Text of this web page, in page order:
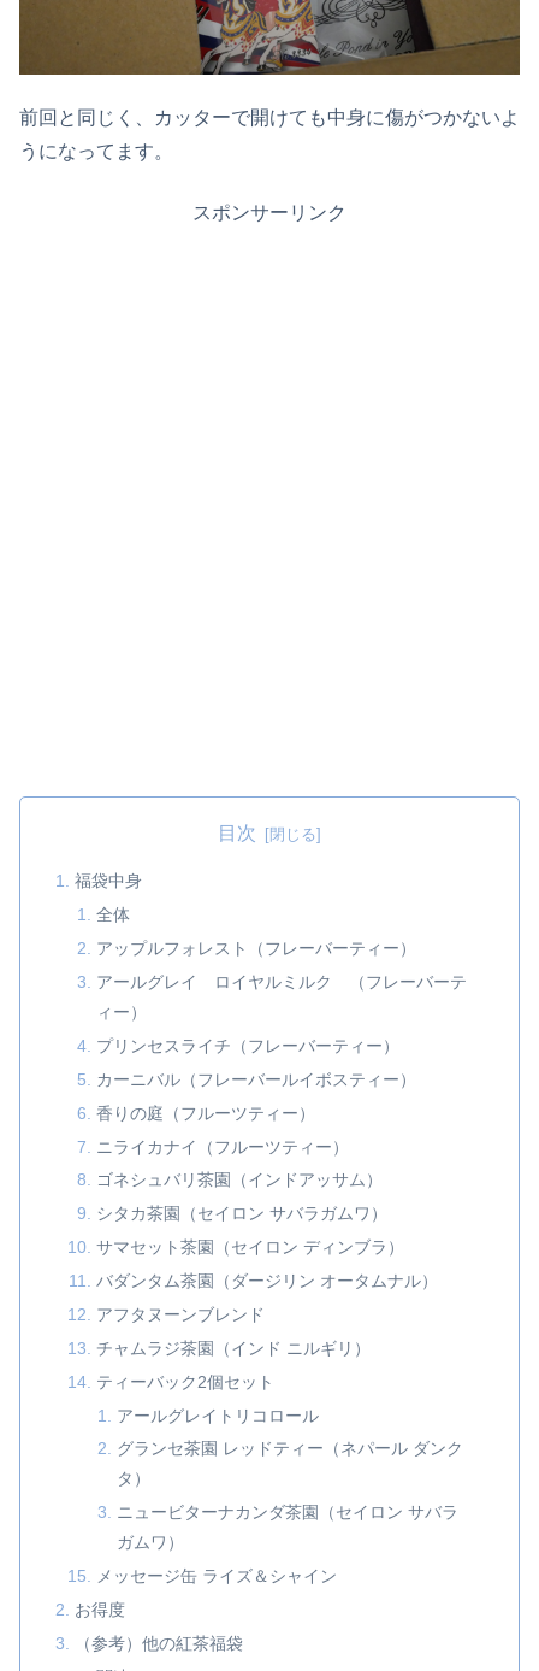
前回と同じく、カッターで開けても中身に傷がつかないよ
うになってます。
スポンサーリンク
目次
福袋中身
全体
アップルフォレスト（フレーバーティー）
アールグレイ ロイヤルミルク （フレーバーテ
ィー）
プリンセスライチ（フレーバーティー）
カーニバル（フレーバールイボスティー）
香りの庭（フルーツティー）
ニライカナイ（フルーツティー）
ゴネシュバリ茶園（インドアッサム）
シタカ茶園（セイロン サバラガムワ）
サマセット茶園（セイロン ディンブラ）
バダンタム茶園（ダージリン オータムナル）
アフタヌーンブレンド
チャムラジ茶園（インド ニルギリ）
ティーバック2個セット
アールグレイトリコロール
グランセ茶園 レッドティー（ネパール ダンク
タ）
ニュービターナカンダ茶園（セイロン サバラ
ガムワ）
メッセージ缶 ライズ＆シャイン
お得度
（参考）他の紅茶福袋